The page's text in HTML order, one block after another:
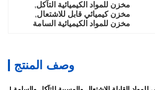
مخزن للمواد الكيميائية التآكل ,
مخزن كيميائي قابل للاشتعال ,
مخزن للمواد الكيميائية السامة
وصف المنتج